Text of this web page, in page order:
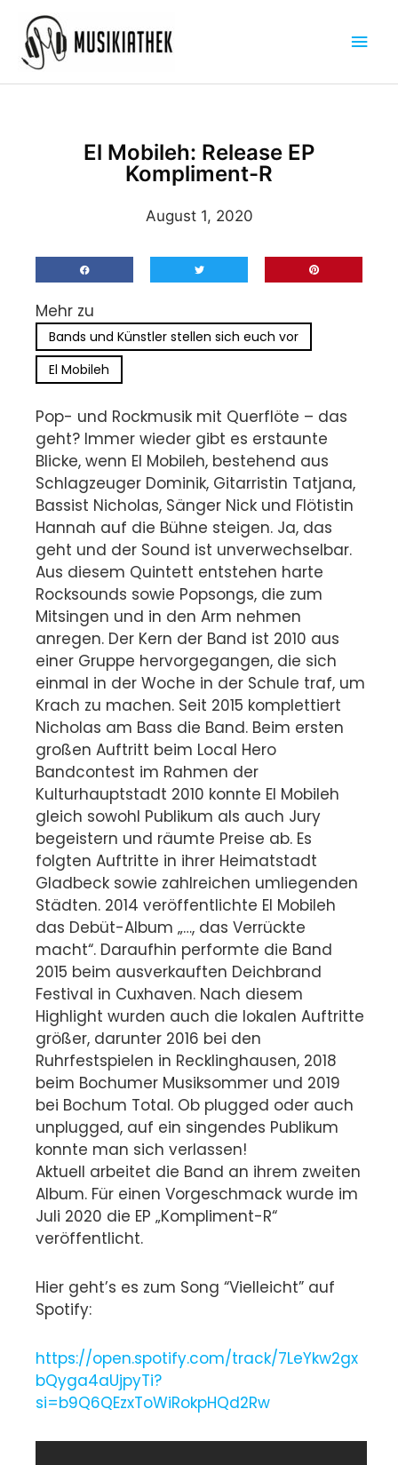
Inhalt
springen
El Mobileh: Release EP
Kompliment-R
August 1, 2020
Mehr zu
Bands und Künstler stellen sich euch vor
El Mobileh
Pop- und Rockmusik mit Querflöte – das
geht? Immer wieder gibt es erstaunte
Blicke, wenn El Mobileh, bestehend aus
Schlagzeuger Dominik, Gitarristin Tatjana,
Bassist Nicholas, Sänger Nick und Flötistin
Hannah auf die Bühne steigen. Ja, das
geht und der Sound ist unverwechselbar.
Aus diesem Quintett entstehen harte
Rocksounds sowie Popsongs, die zum
Mitsingen und in den Arm nehmen
anregen. Der Kern der Band ist 2010 aus
einer Gruppe hervorgegangen, die sich
einmal in der Woche in der Schule traf, um
Krach zu machen. Seit 2015 komplettiert
Nicholas am Bass die Band. Beim ersten
großen Auftritt beim Local Hero
Bandcontest im Rahmen der
Kulturhauptstadt 2010 konnte El Mobileh
gleich sowohl Publikum als auch Jury
begeistern und räumte Preise ab. Es
folgten Auftritte in ihrer Heimatstadt
Gladbeck sowie zahlreichen umliegenden
Städten. 2014 veröffentlichte El Mobileh
das Debüt-Album „…, das Verrückte
macht“. Daraufhin performte die Band
2015 beim ausverkauften Deichbrand
Festival in Cuxhaven. Nach diesem
Highlight wurden auch die lokalen Auftritte
größer, darunter 2016 bei den
Ruhrfestspielen in Recklinghausen, 2018
beim Bochumer Musiksommer und 2019
bei Bochum Total. Ob plugged oder auch
unplugged, auf ein singendes Publikum
konnte man sich verlassen!
Aktuell arbeitet die Band an ihrem zweiten
Album. Für einen Vorgeschmack wurde im
Juli 2020 die EP „Kompliment-R“
veröffentlicht.
Hier geht’s es zum Song “Vielleicht” auf
Spotify:
https://open.spotify.com/track/7LeYkw2gx
bQyga4aUjpyTi?
si=b9Q6QEzxToWiRokpHQd2Rw